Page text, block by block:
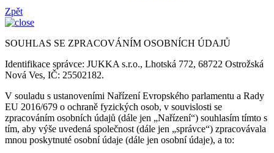
Zpět
SOUHLAS SE ZPRACOVÁNÍM OSOBNÍCH ÚDAJŮ
Identifikace správce: JUKKA s.r.o., Lhotská 772, 68722 Ostrožská
Nová Ves, IČ: 25502182.
V souladu s ustanoveními Nařízení Evropského parlamentu a Rady
EU 2016/679 o ochraně fyzických osob, v souvislosti se
zpracováním osobních údajů (dále jen „Nařízení“) souhlasím tímto s
tím, aby výše uvedená společnost (dále jen „správce“) zpracovávala
mnou poskytnuté osobní údaje (dále jen osobní údaje), a to: